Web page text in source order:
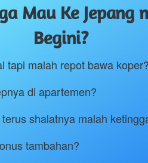
Mau Ke Jepang
Begini?
tapi malah repot bawa koper?
di apartemen?
shalatnya malah
tambahan?